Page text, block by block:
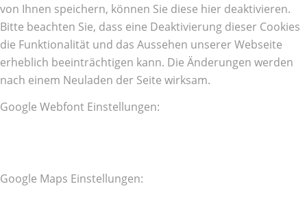
von Ihnen speichern, können Sie diese hier deaktivieren.
Bitte beachten Sie, dass eine Deaktivierung dieser Cookies
die Funktionalität und das Aussehen unserer Webseite
erheblich beeinträchtigen kann. Die Änderungen werden
nach einem Neuladen der Seite wirksam.
Google Webfont Einstellungen:
Google Maps Einstellungen: